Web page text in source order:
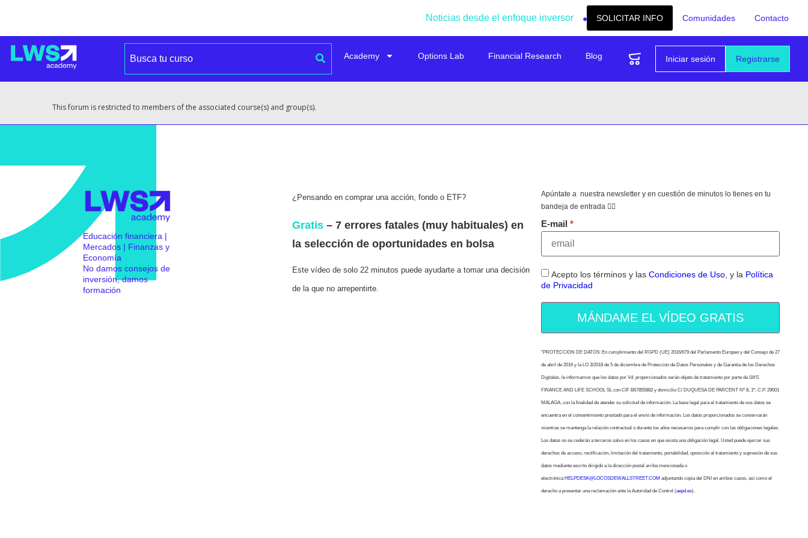
Noticias desde el enfoque inversor SOLICITAR INFO Comunidades Contacto
Registrarse
Iniciar sesión
Academy Options Lab Financial Research Blog
This forum is restricted to members of the associated course(s) and group(s).
Educación financiera |
Mercados | Finanzas y
Economía
No damos consejos de
inversión, damos
formación
¿Pensando en comprar una acción, fondo o ETF?
Gratis– 7 errores fatales (muy habituales) en
la selección de oportunidades en bolsa
Este vídeo de solo 22 minutos puede ayudarte a tomar una decisión
de la que no arrepentirte.
Apúntate a nuestra newsletter y en cuestión de minutos lo tienes en tu
bandeja de entrada 👇🏻
E-mail
Acepto los términos y las Condiciones de Uso, y la Política
de Privacidad
MÁNDAME EL VÍDEO GRATIS
“PROTECCION DE DATOS: En cumplimiento del RGPD (UE) 2016/679 del Parlamento Europeo y del Consejo de 27
de abril de 2016 y la LO 3/2018 de 5 de diciembre de Protección de Datos Personales y de Garantía de los Derechos
Digitales, le informamos que los datos por Vd. proporcionados serán objeto de tratamiento por parte de LWS
FINANCE AND LIFE SCHOOL SL con CIF B67855882 y domicilio C/ DUQUESA DE PARCENT Nº 8, 1º, C.P. 29001
MALAGA, con la finalidad de atender su solicitud de información. La base legal para el tratamiento de sus datos se
encuentra en el consentimiento prestado para el envío de información. Los datos proporcionados se conservarán
mientras se mantenga la relación contractual o durante los años necesarios para cumplir con las obligaciones legales.
Los datos no se cederán a terceros salvo en los casos en que exista una obligación legal. Usted puede ejercer sus
derechos de acceso, rectificación, limitación del tratamiento, portabilidad, oposición al tratamiento y supresión de sus
datos mediante escrito dirigido a la dirección postal arriba mencionada o
electrónica HELPDESK@LOCOSDEWALLSTREET.COM adjuntando copia del DNI en ambos casos, así como el
derecho a presentar una reclamación ante la Autoridad de Control (aepd.es).